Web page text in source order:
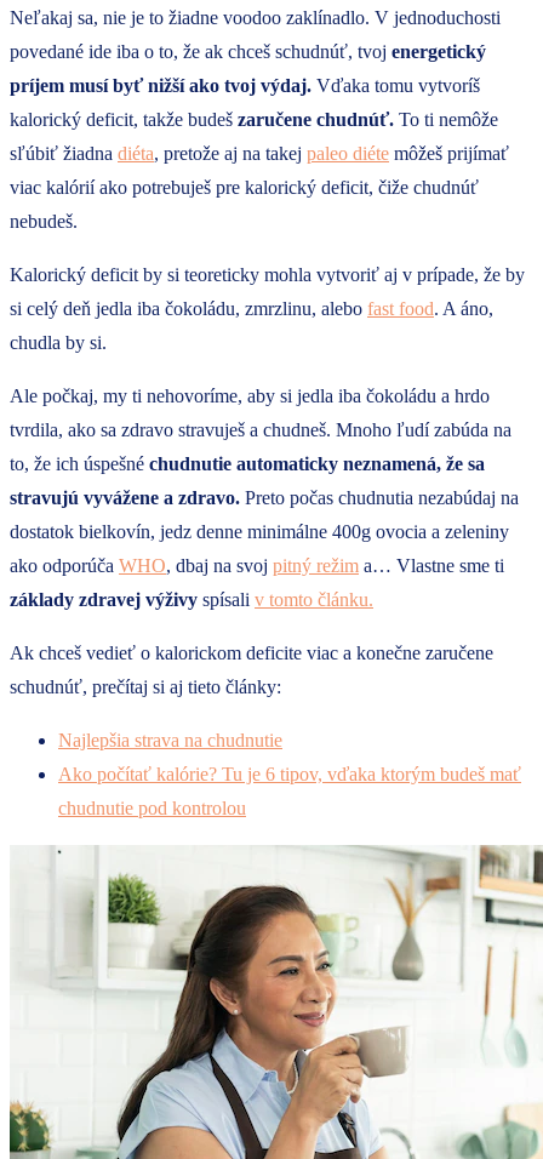
Neľakaj sa, nie je to žiadne voodoo zaklínadlo. V jednoduchosti
povedané ide iba o to, že ak chceš schudnúť, tvoj energetický
príjem musí byť nižší ako tvoj výdaj. Vďaka tomu vytvoríš
kalorický deficit, takže budeš zaručene chudnúť. To ti nemôže
sľúbiť žiadna diéta, pretože aj na takej paleo diéte môžeš prijímať
viac kalórií ako potrebuješ pre kalorický deficit, čiže chudnúť
nebudeš.
Kalorický deficit by si teoreticky mohla vytvoriť aj v prípade, že by
si celý deň jedla iba čokoládu, zmrzlinu, alebo fast food. A áno,
chudla by si.
Ale počkaj, my ti nehovoríme, aby si jedla iba čokoládu a hrdo
tvrdila, ako sa zdravo stravuješ a chudneš. Mnoho ľudí zabúda na
to, že ich úspešné chudnutie automaticky neznamená, že sa
stravujú vyvážene a zdravo. Preto počas chudnutia nezabúdaj na
dostatok bielkovín, jedz denne minimálne 400g ovocia a zeleniny
ako odporúča WHO, dbaj na svoj pitný režim a… Vlastne sme ti
základy zdravej výživy spísali v tomto článku.
Ak chceš vedieť o kalorickom deficite viac a konečne zaručene
schudnúť, prečítaj si aj tieto články:
Najlepšia strava na chudnutie
Ako počítať kalórie? Tu je 6 tipov, vďaka ktorým budeš mať
chudnutie pod kontrolou